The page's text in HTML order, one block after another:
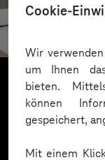
Cookie-
Wir
um Ihnen
bieten.
können
gespeichert,
Mit einem
Kreis